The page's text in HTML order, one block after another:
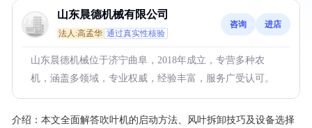
山东晨德机械有限公司
法人:高孟华 通过真实性核验
咨询 进店
山东晨德机械位于济宁曲阜，2018年成立，专营多种农
机，涵盖多领域，专业权威，经验丰富，服务广受认可。
介绍： 本文全面解答吹叶机的启动方法、风叶拆卸技巧及设备选择